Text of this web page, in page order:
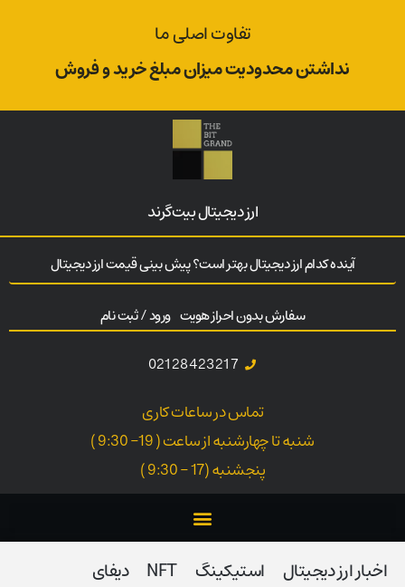
تفاوت اصلی ما
نداشتن محدودیت میزان مبلغ خرید و فروش
ارز‌ دیجیتال بیت‌گرند
آینده کدام ارز دیجیتال بهتر است؟ پیش بینی قیمت ارز دیجیتال
سفارش بدون احراز هویت ورود / ثبت نام
02128423217
تماس در ساعات کاری
شنبه تا چهارشنبه از ساعت ( 19- 9:30 )
پنجشنبه (17 - 9:30 )
اخبار ارز دیجیتال استیکینگ NFT
دیفای